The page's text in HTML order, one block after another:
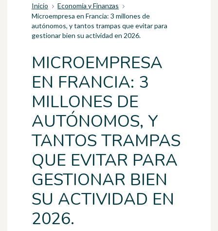
Inicio
Economía y Finanzas
Microempresa en Francia: 3 millones de
autónomos, y tantos trampas que evitar para
gestionar bien su actividad en 2026.
MICROEMPRESA
EN FRANCIA: 3
MILLONES DE
AUTÓNOMOS, Y
TANTOS TRAMPAS
QUE EVITAR PARA
GESTIONAR BIEN
SU ACTIVIDAD EN
2026.